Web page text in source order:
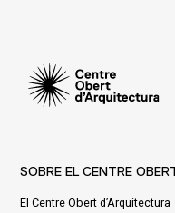
SOBRE EL CENTRE
El Centre Obert d’Arquitectura